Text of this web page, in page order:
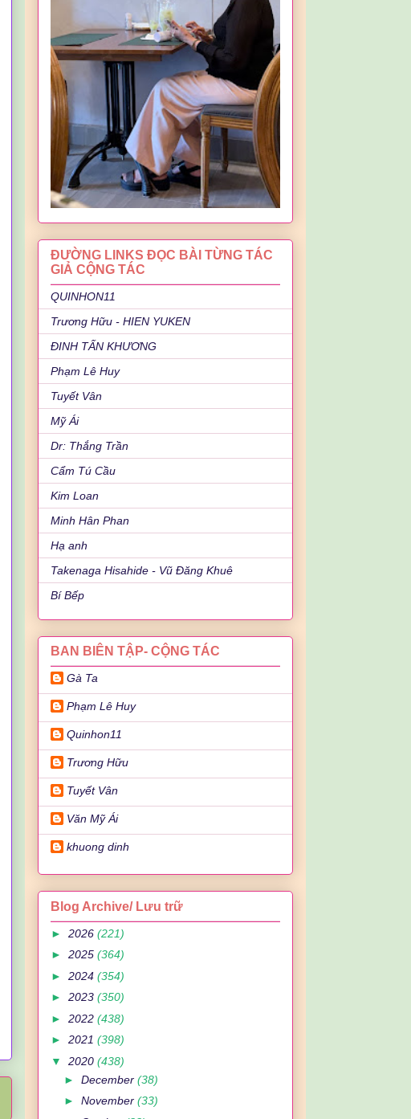
ĐƯỜNG LINKS ĐỌC BÀI TỪNG TÁC
GIẢ CỘNG TÁC
QUINHON11
Trương Hữu - HIEN YUKEN
ĐINH TẤN KHƯƠNG
Phạm Lê Huy
Tuyết Vân
Mỹ Ái
Dr: Thắng Trần
Cẩm Tú Cầu
Kim Loan
Minh Hân Phan
Hạ anh
Takenaga Hisahide - Vũ Đăng Khuê
Bí Bếp
BAN BIÊN TẬP- CỘNG TÁC
Gà Ta
Phạm Lê Huy
Quinhon11
Trương Hữu
Tuyết Vân
Văn Mỹ Ái
khuong dinh
Blog Archive/ Lưu trữ
► 2026 (221)
► 2025 (364)
► 2024 (354)
► 2023 (350)
► 2022 (438)
► 2021 (398)
▼ 2020 (438)
►December(38)
►November(33)